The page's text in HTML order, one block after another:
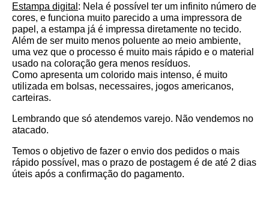
Estampa digital : Nela é possível ter um infinito número de
cores, e funciona muito parecido a uma impressora de
papel, a estampa já é impressa diretamente no tecido.
Além de ser muito menos poluente ao meio ambiente,
uma vez que o processo é muito mais rápido e o material
usado na coloração gera menos resíduos.
Como apresenta um colorido mais intenso, é muito
utilizada em bolsas, necessaires, jogos americanos,
carteiras.
Lembrando que só atendemos varejo. Não vendemos no
atacado.
Temos o objetivo de fazer o envio dos pedidos o mais
rápido possível, mas o prazo de postagem é de até 2 dias
úteis após a confirmação do pagamento.